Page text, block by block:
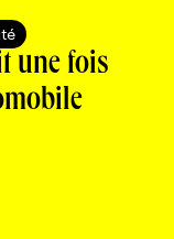
une fois